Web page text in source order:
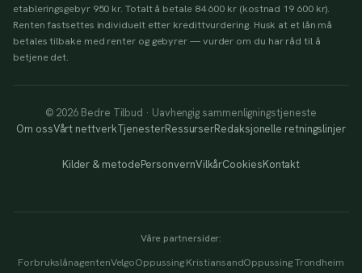
etableringsgebyr 950 kr. Totalt å betale 84 600 kr (kostnad 19 600 kr).
Renten fastsettes individuelt etter kredittvurdering. Husk at et lån må
betales tilbake med renter og gebyrer — vurder om du har råd til å
betjene det.
© 2026 Bedre Tilbud · Uavhengig sammenligningstjeneste
Om ossVårt nettverkTjenesterRessurserRedaksjonelle retningslinjer
Kilder & metodePersonvernVilkårCookiesKontakt
Våre partnersider:
ForbrukslånagentenVelgoOppussing KristiansandOppussing Trondheim